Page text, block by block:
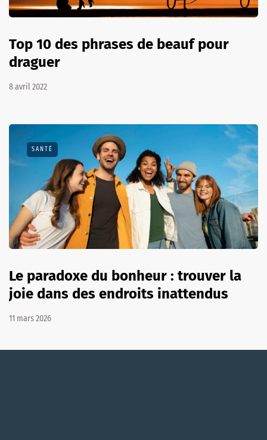
Top 10 des phrases de beauf pour
draguer
8 avril 2022
SANTÉ
Le paradoxe du bonheur : trouver la
joie dans des endroits inattendus
11 mars 2026